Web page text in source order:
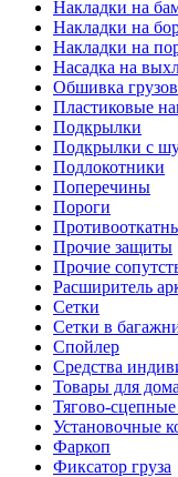
Накладки на
Накладки на
Накладки на
Насадка на
Обшивка
Пластиковые
Подкрылки
Подкрылки с
Подлокотники
Поперечины
Пороги
Прочие защиты
Прочие
Расширитель
Сетки
Сетки в
Спойлер
Средства
Товары для дома
Тягово-сцепные
Установочные
Фаркоп
Фиксатор груза